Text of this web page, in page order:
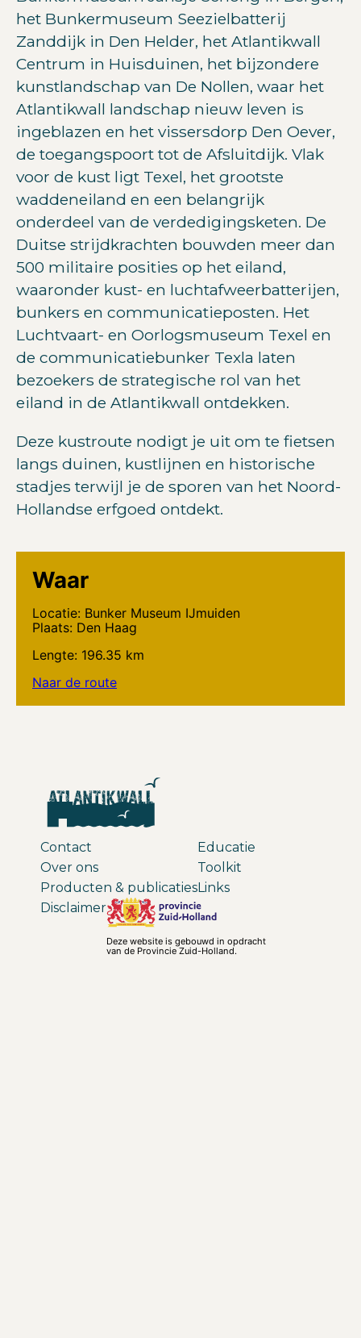
het Bunkermuseum Seezielbatterij
Zanddijk in Den Helder, het Atlantikwall
Centrum in Huisduinen, het bijzondere
kunstlandschap van De Nollen, waar het
Atlantikwall landschap nieuw leven is
ingeblazen en het vissersdorp Den Oever,
de toegangspoort tot de Afsluitdijk. Vlak
voor de kust ligt Texel, het grootste
waddeneiland en een belangrijk
onderdeel van de verdedigingsketen. De
Duitse strijdkrachten bouwden meer dan
500 militaire posities op het eiland,
waaronder kust- en luchtafweerbatterijen,
bunkers en communicatieposten. Het
Luchtvaart- en Oorlogsmuseum Texel en
de communicatiebunker Texla laten
bezoekers de strategische rol van het
eiland in de Atlantikwall ontdekken.
Deze kustroute nodigt je uit om te fietsen
langs duinen, kustlijnen en historische
stadjes terwijl je de sporen van het Noord-
Hollandse erfgoed ontdekt.
Waar
Locatie: Bunker Museum IJmuiden
Plaats: Den Haag
Lengte: 196.35 km
Naar de route
Contact
Over ons
Producten & publicaties
Educatie
Toolkit
Links
Disclaimer
Deze website is gebouwd in opdracht
van de Provincie Zuid-Holland.